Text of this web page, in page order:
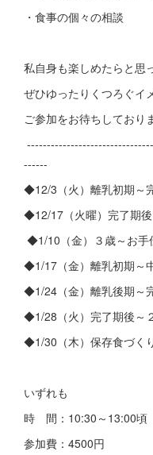
・食事の個々の相談
私自身も楽しめたらと思
ぜひゆったりくつろぐイ
ご参加をお待ちしており
------
◆12/3（火）離乳初期～
◆12/17（火曜）完了期後
◆1/10（金）３歳～お手
◆1/17（金）離乳初期～
◆1/24（金）離乳後期～
◆1/28（火）完了期後～
◆1/30（木）保存食づく
いずれも
時 間：10:30～13:00頃
参加費：4500円